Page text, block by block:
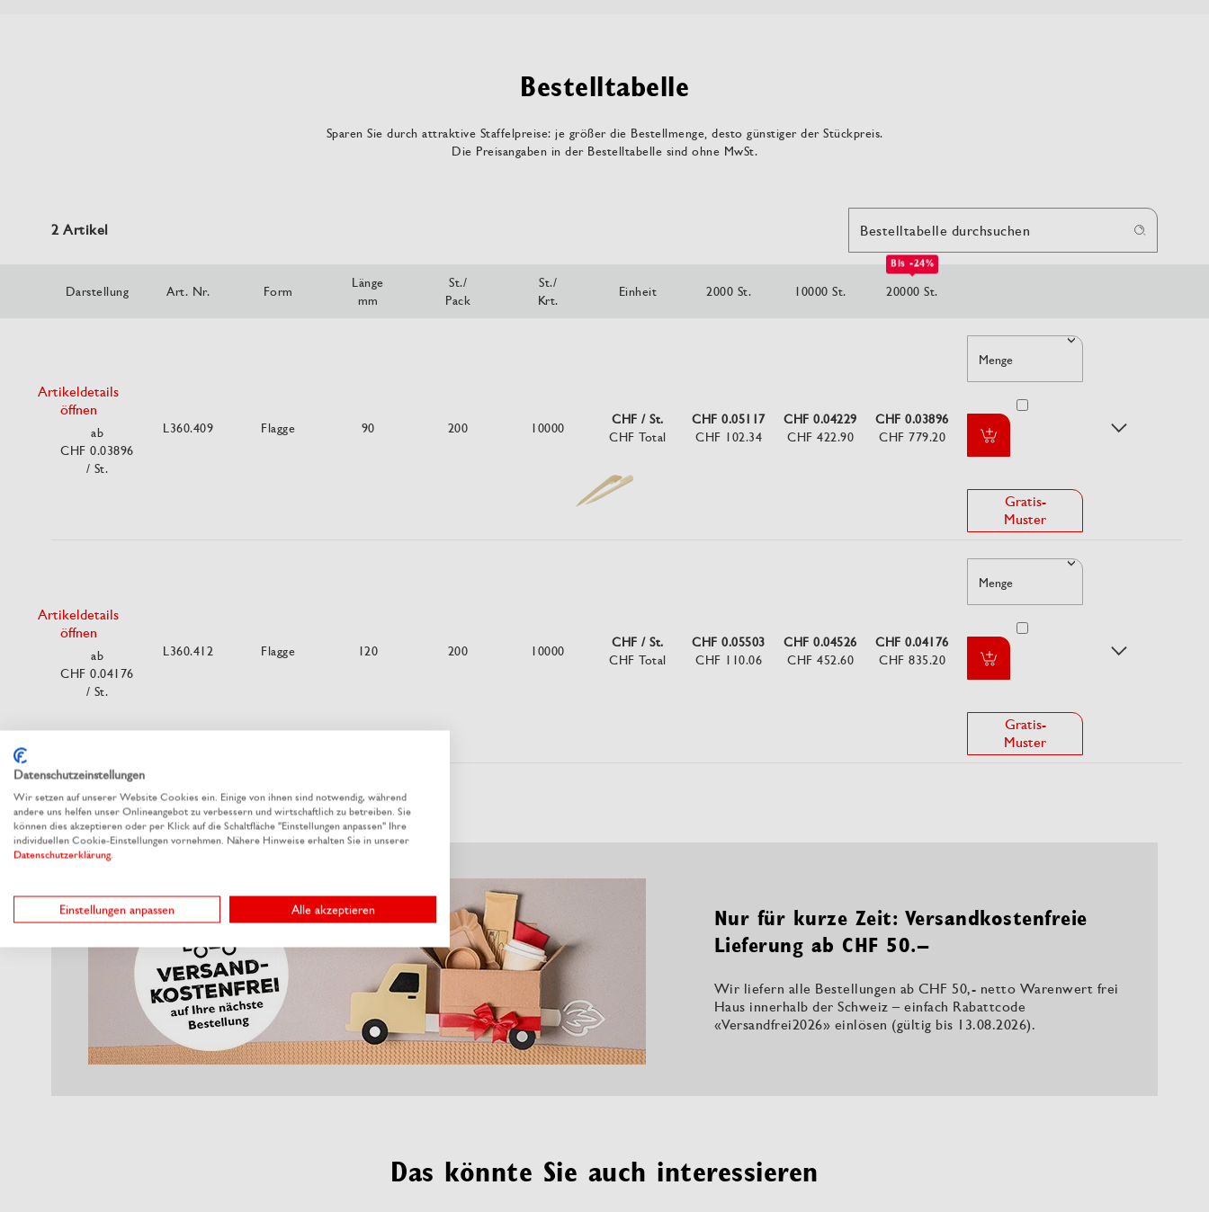
Bestelltabelle
Sparen Sie durch attraktive Staffelpreise: je größer die Bestellmenge, desto günstiger der Stückpreis.
Die Preisangaben in der Bestelltabelle sind ohne MwSt.
2 Artikel Bestelltabelle durchsuchen
Darstellung Art. Nr. Form
Länge
mm
St./
Pack
St./
Krt.
Einheit 2000 St. 10000 St.
Bis -24%
20000 St.
Artikeldetails
öffnen
ab
CHF 0.03896
/ St.
L360.409 Flagge 90 200 10000
CHF / St.
CHF Total
CHF 0.05117
CHF 102.34
CHF 0.04229
CHF 422.90
CHF 0.03896
CHF 779.20
Menge
Gratis-
Muster
Artikeldetails
öffnen
ab
CHF 0.04176
/ St.
L360.412 Flagge 120 200 10000
CHF / St.
CHF Total
CHF 0.05503
CHF 110.06
CHF 0.04526
CHF 452.60
CHF 0.04176
CHF 835.20
Menge
Gratis-
Muster
Nur für kurze Zeit: Versandkostenfreie
Lieferung ab CHF 50.–
Wir liefern alle Bestellungen ab CHF 50,- netto Warenwert frei
Haus innerhalb der Schweiz – einfach Rabattcode
«Versandfrei2026» einlösen (gültig bis 13.08.2026).
Das könnte Sie auch interessieren
Datenschutzeinstellungen
Wir setzen auf unserer Website Cookies ein. Einige von ihnen sind notwendig, während
andere uns helfen unser Onlineangebot zu verbessern und wirtschaftlich zu betreiben. Sie
können dies akzeptieren oder per Klick auf die Schaltfläche "Einstellungen anpassen" Ihre
individuellen Cookie-Einstellungen vornehmen. Nähere Hinweise erhalten Sie in unserer
Datenschutzerklärung.
Einstellungen anpassen Alle akzeptieren